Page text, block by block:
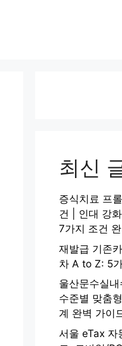
최신
증식치료 프
건 | 인대 강
7가지 조건
재발급 기존
차 A to Z: 5
울산문수실내
수준별 맞춤
계 완벽 가이
서울 eTax 자